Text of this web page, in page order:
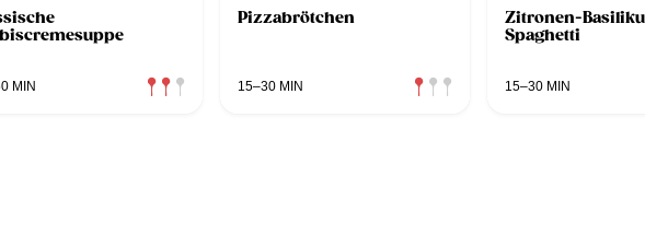
MIN
Pizzabrötchen
15–30 MIN
Zitronen-
Spaghetti
15–30 MIN